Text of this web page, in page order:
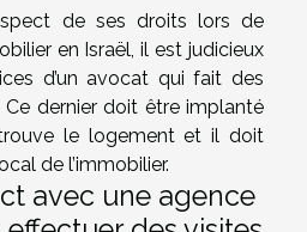
de ses droits lors de
en Israël, il est judicieux
d’un avocat qui fait des
dernier doit être implanté
le logement et il doit
de l’immobilier.
avec une agence